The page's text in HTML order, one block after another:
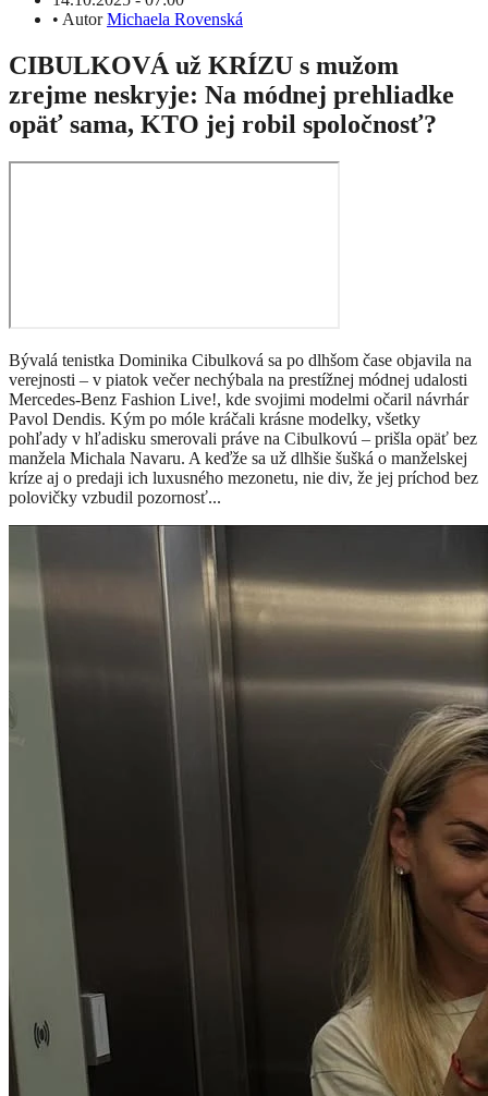
• AutorMichaela Rovenská
CIBULKOVÁ už KRÍZU s mužom
zrejme neskryje: Na módnej prehliadke
opäť sama, KTO jej robil spoločnosť?
Bývalá tenistka Dominika Cibulková sa po dlhšom čase objavila na
verejnosti – v piatok večer nechýbala na prestížnej módnej udalosti
Mercedes-Benz Fashion Live!, kde svojimi modelmi očaril návrhár
Pavol Dendis. Kým po móle kráčali krásne modelky, všetky
pohľady v hľadisku smerovali práve na Cibulkovú – prišla opäť bez
manžela Michala Navaru. A keďže sa už dlhšie šušká o manželskej
kríze aj o predaji ich luxusného mezonetu, nie div, že jej príchod bez
polovičky vzbudil pozornosť...